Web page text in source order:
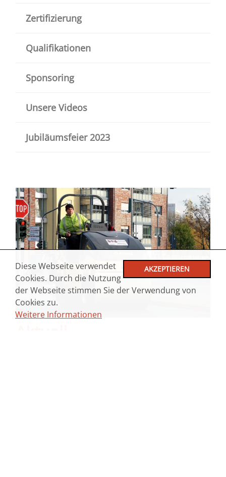
AKZEPTIEREN
Diese Webseite verwendet
Cookies. Durch die Nutzung
der Webseite stimmen Sie der Verwendung von
Cookies zu.
Weitere Informationen
Zertifizierung
Qualifikationen
Sponsoring
Unsere Videos
Jubiläumsfeier 2023